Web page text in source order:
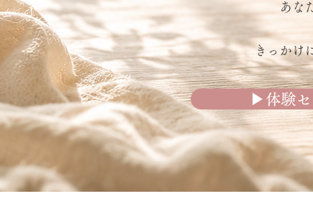
あな
きっかけ
▶︎体験